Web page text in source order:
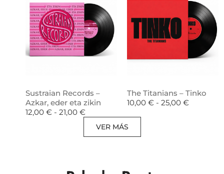
Sustraian Records –
Azkar, eder eta zikin
12,00 € - 21,00 €
The Titanians – Tinko
10,00 € - 25,00 €
VER MÁS